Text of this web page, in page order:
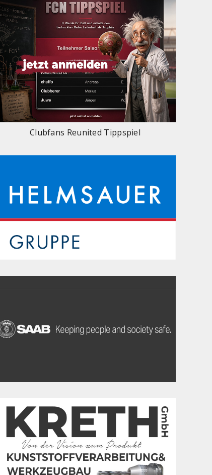
Clubfans Reunited Tippspiel